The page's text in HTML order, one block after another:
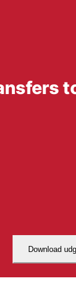
Download